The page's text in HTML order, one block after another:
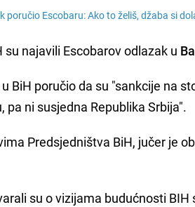
poručio Escobaru: Ako to želiš, džaba si
su najavili Escobarov odlazak u
BiH poručio da su "sankcije na
pa ni susjedna Republika Srbija".
Predsjedništva BiH, jučer je
su o vizijama budućnosti BIH